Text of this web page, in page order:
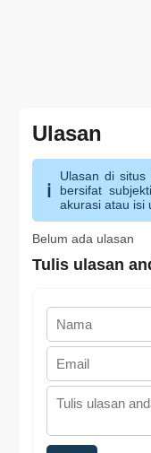
Ulasan
Ulasan di situs
bersifat
akurasi atau isi
Belum ada ulasan
Tulis ulasan